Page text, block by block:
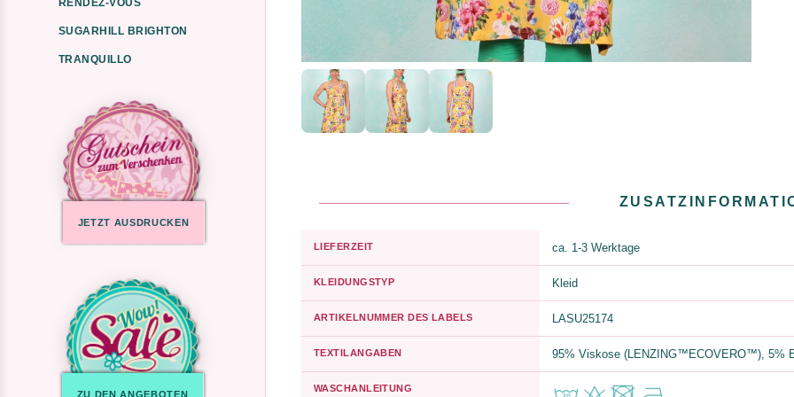
RENDEZ-VOUS
SUGARHILL BRIGHTON
TRANQUILLO
JETZT AUSDRUCKEN
ZU DEN ANGEBOTEN
LIEFERZEIT ca. 1-3 Werktage
KLEIDUNGSTYP Kleid
ARTIKELNUMMER DES LABELS LASU25174
TEXTILANGABEN 95% Viskose (LENZING™ECOVERO™), 5%
WASCHANLEITUNG